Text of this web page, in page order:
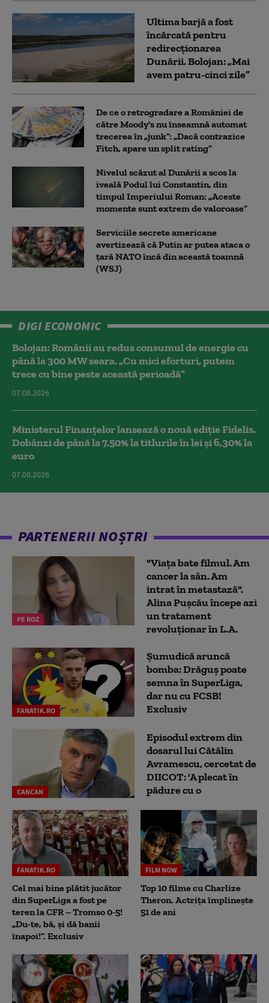
Ultima barjă a fost
încărcată pentru
redirecționarea
Dunării. Bolojan: „Mai
avem patru-cinci zile”
De ce o retrogradare a României de
către Moody's nu înseamnă automat
trecerea în „junk”: „Dacă contrazice
Fitch, apare un split rating”
Nivelul scăzut al Dunării a scos la
iveală Podul lui Constantin, din
timpul Imperiului Roman: „Aceste
momente sunt extrem de valoroase”
Serviciile secrete americane
avertizează că Putin ar putea ataca o
țară NATO încă din această toamnă
(WSJ)
DIGI ECONOMIC
Bolojan: Românii au redus consumul de energie cu
până la 300 MW seara. „Cu mici eforturi, putem
trece cu bine peste această perioadă”
07.08.2026
Ministerul Finanțelor lansează o nouă ediție Fidelis.
Dobânzi de până la 7,50% la titlurile în lei și 6,30% la
euro
07.08.2026
PARTENERII NOȘTRI
PE ROZ
"Viața bate filmul. Am
cancer la sân. Am
intrat în metastază".
Alina Pușcău începe azi
un tratament
revoluționar în L.A.
FANATIK.RO
Șumudică aruncă
bomba: Drăguș poate
semna în SuperLiga,
dar nu cu FCSB!
Exclusiv
CANCAN
Episodul extrem din
dosarul lui Cătălin
Avramescu, cercetat de
DIICOT: 'A plecat în
pădure cu o
FANATIK.RO
Cel mai bine plătit jucător
din SuperLiga a fost pe
teren la CFR – Tromso 0-5!
„Du-te, bă, și dă banii
înapoi!”. Exclusiv
FILM NOW
Top 10 filme cu Charlize
Theron. Actrița împlinește
51 de ani